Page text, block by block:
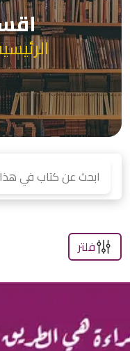
فلتر